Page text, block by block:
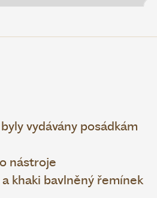
vydávány posádkám
nástroje
khaki bavlněný řemínek